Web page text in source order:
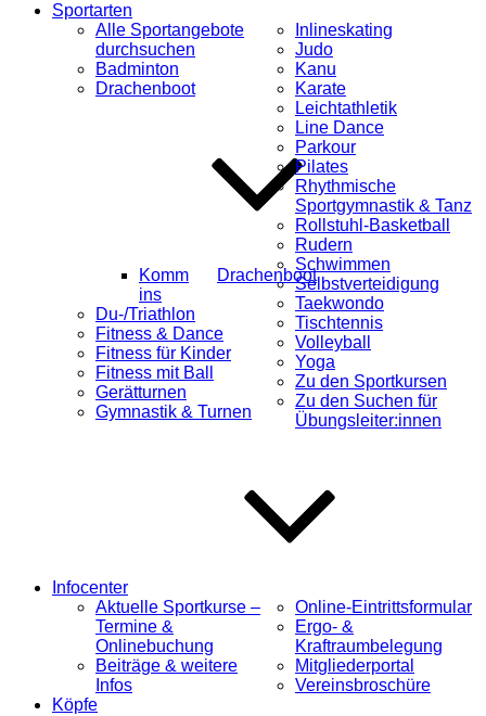
Sportarten
Alle Sportangebote
durchsuchen
Badminton
Drachenboot
Komm
ins
Drachenboot
Du-/Triathlon
Fitness & Dance
Fitness für Kinder
Fitness mit Ball
Gerätturnen
Gymnastik & Turnen
Inlineskating
Judo
Kanu
Karate
Leichtathletik
Line Dance
Parkour
Pilates
Rhythmische
Sportgymnastik & Tanz
Rollstuhl-Basketball
Rudern
Schwimmen
Selbstverteidigung
Taekwondo
Tischtennis
Volleyball
Yoga
Zu den Sportkursen
Zu den Suchen für
Übungsleiter:innen
Infocenter
Aktuelle Sportkurse –
Termine &
Onlinebuchung
Beiträge & weitere
Infos
Online-Eintrittsformular
Ergo- &
Kraftraumbelegung
Mitgliederportal
Vereinsbroschüre
Köpfe